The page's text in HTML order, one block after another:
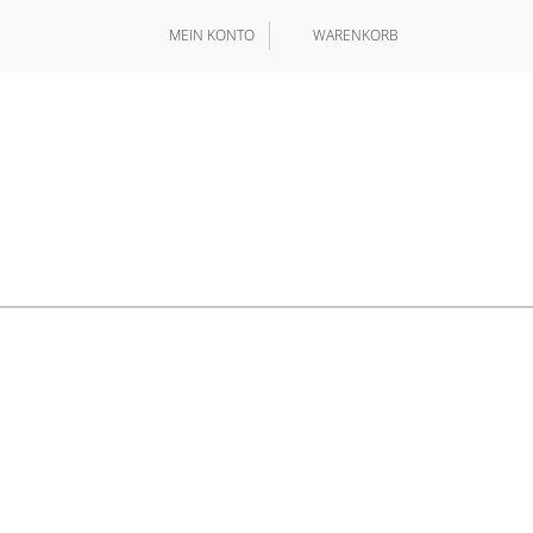
MEIN KONTO WARENKORB